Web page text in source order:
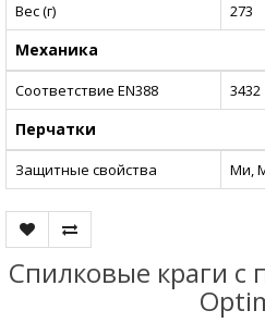
Вес (г)
273
Механика
Соответствие EN388 3432
Перчатки
Защитные свойства Ми,
Спилковые краги с